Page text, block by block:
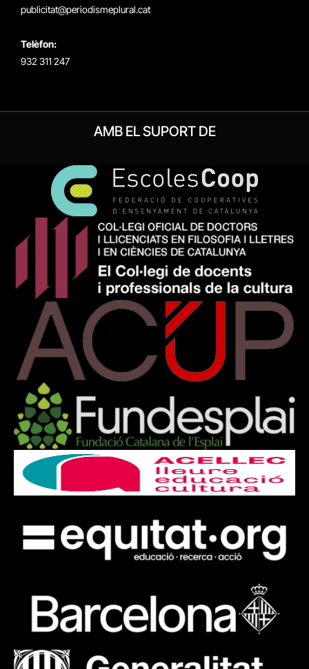
publicitat@periodismeplural.cat
Telèfon:
932 311 247
AMB EL SUPORT DE